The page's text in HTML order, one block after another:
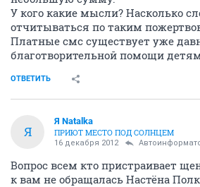
У кого какие мысли? Насколько
отчитываться по таким
Платные смс существует уже
благотворительной помощи
ОТВЕТИТЬ
Я
Я Natalka
ПРИЮТ МЕСТО ПОД СОЛНЦЕМ
16 декабря 2012
Вопрос всем кто пристраивает
к вам не обращалась Настёна